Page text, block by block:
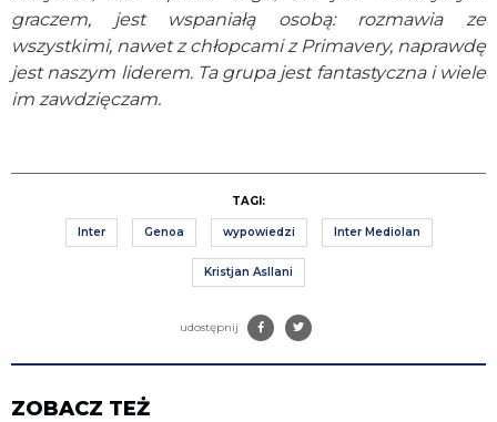
graczem, jest wspaniałą osobą: rozmawia ze
wszystkimi, nawet z chłopcami z Primavery, naprawdę
jest naszym liderem. Ta grupa jest fantastyczna i wiele
im zawdzięczam.
TAGI:
Inter Genoa wypowiedzi Inter Mediolan
Kristjan Asllani
udostępnij
ZOBACZ TEŻ